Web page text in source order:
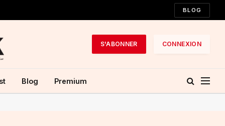
BLOG
S'ABONNER CONNEXION
Blog Premium